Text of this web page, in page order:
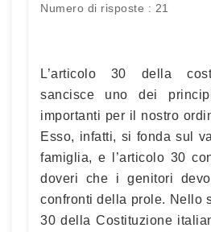
Numero di risposte : 21
L’articolo 30 della
sancisce uno dei
importanti per il nostro
Esso, infatti, si fonda sul
famiglia, e l’articolo 30
doveri che i genitori
confronti della prole. Nello
30 della Costituzione